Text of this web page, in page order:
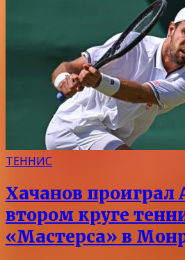
ТЕННИС
Хачанов проиграл
втором круге
«Мастерса» в